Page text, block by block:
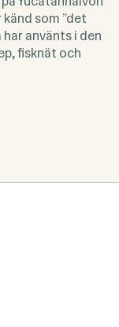
som ”det
använts i den
fisknät och